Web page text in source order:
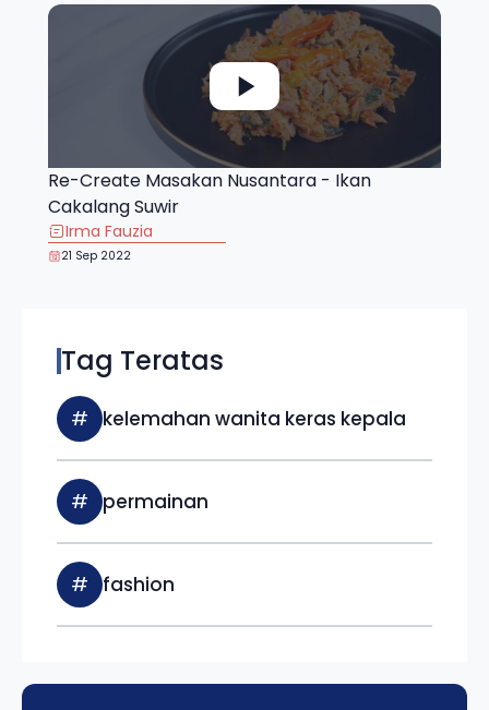
Re-Create Masakan Nusantara - Ikan
Cakalang Suwir
Irma Fauzia
21 Sep 2022
Tag Teratas
# kelemahan wanita keras kepala
# permainan
# fashion